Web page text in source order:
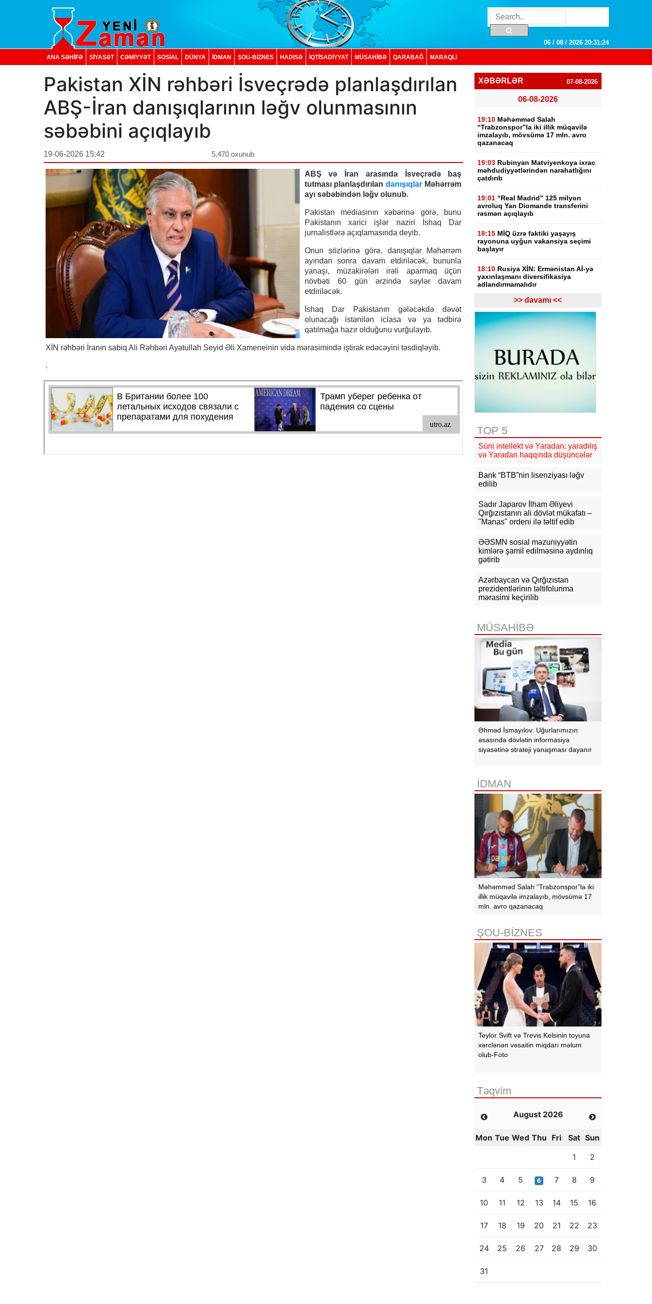
06 / 08 / 2026 20:31:24
ANA SƏHİFƏ SİYASƏT CƏMİYYƏT SOSIAL DÜNYA İDMAN ŞOU-BİZNES HADISƏ İQTISADIYYAT MÜSAHİBƏ QARABAĞ MARAQLI
Pakistan XİN rəhbəri İsveçrədə planlaşdırılan
ABŞ-İran danışıqlarının ləğv olunmasının
səbəbini açıqlayıb
19-06-2026 15:42 5,470 oxunub
ABŞ və İran arasında İsveçrədə baş
tutması planlaşdırılandanışıqlar Məhərrəm
ayı səbəbindən ləğv olunub.
Pakistan mediasının xəbərinə görə, bunu
Pakistanın xarici işlər naziri İshaq Dar
jurnalistlərə açıqlamasında deyib.
Onun sözlərinə görə, danışıqlar Məhərrəm
ayından sonra davam etdiriləcək, bununla
yanaşı, müzakirələri irəli aparmaq üçün
növbəti 60 gün ərzində səylər davam
etdiriləcək.
İshaq Dar Pakistanın gələcəkdə dəvət
olunacağı istənilən iclasa və ya tədbirə
qatılmağa hazır olduğunu vurğulayıb.
XİN rəhbəri İranın sabiq Ali Rəhbəri Ayətullah Seyid Əli Xameneinin vida mərasimində iştirak edəcəyini təsdiqləyib.
.
XƏBƏRLƏR 07-08-2026
06-08-2026
19:10 Məhəmməd Salah
“Trabzonspor”la iki illik müqavilə
imzalayıb, mövsümə 17 mln. avro
qazanacaq
19:03 Rubinyan Matviyenkoya ixrac
məhdudiyyətlərindən narahatlığını
çatdırıb
19:01 “Real Madrid” 125 milyon
avroluq Yan Diomande transferini
rəsmən açıqlayıb
18:15 MİQ üzrə faktiki yaşayış
rayonuna uyğun vakansiya seçimi
başlayır
18:10 Rusiya XİN: Ermənistan Aİ-yə
yaxınlaşmanı diversifikasiya
adlandırmamalıdır
Rasim İldırımzadə, Zaur
Mirzəzadə və Qoşqar Məmmədovun
apellyasiya şikayəti üzrə məhkəmə
başlayıb
azərbaycanlı sürücülərin gömrükdə
saxlanılması məsələsini araşdırır
çırpılıb, ölən və xəsarət alanlar var -
FOTO
16:31 Bu il dövlət büdcəsinə 11,5
mlrd. manata yaxın vergi daxil olub
16:04
Tramp zəng etdi - Pentaqonda
təcili iclas təyin olundu
15:53 Ceyhun Bayramov: Rusiya və
Ukrayna arasındakı hərbi
əməliyyatlar ən qısa zamanda
15:41 İranda “Mossad”la əlaqəli 20-
dən çox şəxsin saxlanıldığı bildirilir
15:26 Kiyevdə Azərbaycan və
Ukrayna xarici işlər nazirlərinin
görüşü olub
Azərbaycan Xalq Cümhuriyyətinin
diplomatik irsinə aid arxiv sənədləri
ilə tanış olub
>> davamı <<
TOP 5
Süni intellekt və Yaradan: yaradılış
və Yaradan haqqında düşüncələr
Bank “BTB”nin lisenziyası ləğv
edilib
Sadır Japarov İlham Əliyevi
Qırğızıstanın ali dövlət mükafatı –
"Manas" ordeni ilə təltif edib
ƏƏSMN sosial məzuniyyətin
kimlərə şamil edilməsinə aydınlıq
gətirib
Azərbaycan və Qırğızıstan
prezidentlərinin təltifolunma
mərasimi keçirilib
MÜSAHİBƏ
Əhməd İsmayılov: Uğurlarımızın
əsasında dövlətin informasiya
siyasətinə strateji yanaşması dayanır
İDMAN
Məhəmməd Salah “Trabzonspor”la iki
illik müqavilə imzalayıb, mövsümə 17
mln. avro qazanacaq
ŞOU-BİZNES
Teylor Svift və Trevis Kelsinin toyuna
xərclənən vəsaitin miqdarı məlum
olub-Foto
Təqvim
August 2026
Mon Tue Wed Thu Fri Sat Sun
1
2
3 4 5 6 7 8 9
10 11 12 13 14 15 16
17 18 19 20 21 22 23
24 25 26 27 28 29 30
31